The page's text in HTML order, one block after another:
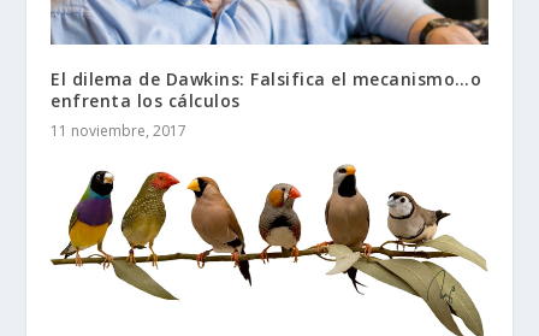
El dilema de Dawkins: Falsifica el mecanismo…o
enfrenta los cálculos
11 noviembre, 2017